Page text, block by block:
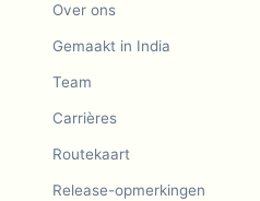
Over ons
Gemaakt in India
Team
Carrières
Routekaart
Release-opmerkingen